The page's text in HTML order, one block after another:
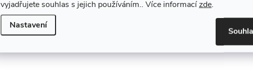
vyjadřujete souhlas s jejich používáním.. Více informacízde.
Nastavení